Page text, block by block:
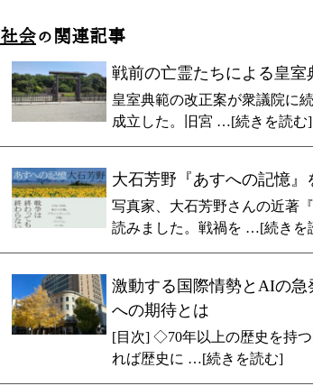
社会の関連記事
戦前の亡霊たちによる皇室
皇室典範の改正案が衆議院に
成立した。旧宮 …[続きを読む]
大石芳野『あすへの記憶』
写真家、大石芳野さんの近著
読みました。戦禍を …[続きを
激動する国際情勢とAIの
への期待とは
[目次] ◇70年以上の歴史を持
れば歴史に …[続きを読む]